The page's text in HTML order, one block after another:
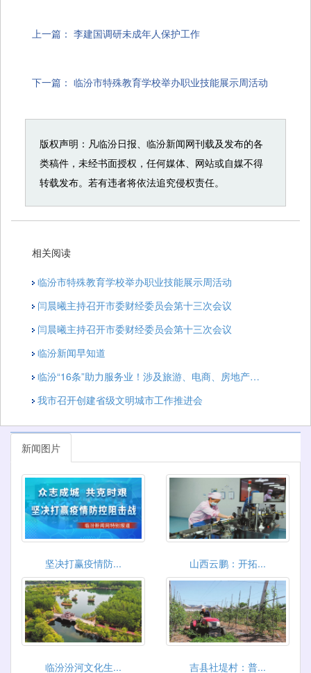
上一篇： 李建国调研未成年人保护工作
下一篇： 临汾市特殊教育学校举办职业技能展示周活动
版权声明：凡临汾日报、临汾新闻网刊载及发布的各
类稿件，未经书面授权，任何媒体、网站或自媒不得
转载发布。若有违者将依法追究侵权责任。
相关阅读
临汾市特殊教育学校举办职业技能展示周活动
闫晨曦主持召开市委财经委员会第十三次会议
闫晨曦主持召开市委财经委员会第十三次会议
临汾新闻早知道
临汾“16条”助力服务业！涉及旅游、电商、房地产…
我市召开创建省级文明城市工作推进会
新闻图片
坚决打赢疫情防... 山西云鹏：开拓...
临汾汾河文化生... 吉县社堤村：普...